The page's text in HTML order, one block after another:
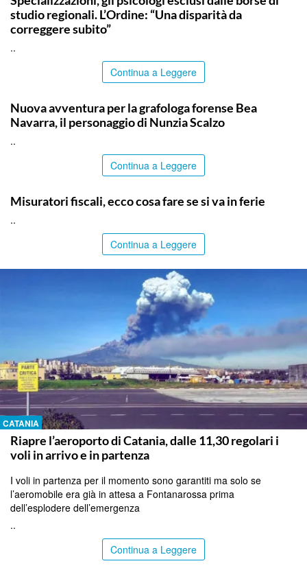
studio regionali. L’Ordine: “Una disparità da
correggere subito”
..
Continua a Leggere
Nuova avventura per la grafologa forense Bea
Navarra, il personaggio di Nunzia Scalzo
..
Continua a Leggere
Misuratori fiscali, ecco cosa fare se si va in ferie
..
Continua a Leggere
CATANIA
Riapre l’aeroporto di Catania, dalle 11,30 regolari i
voli in arrivo e in partenza
I voli in partenza per il momento sono garantiti ma solo se
l’aeromobile era già in attesa a Fontanarossa prima
dell’esplodere dell’emergenza
..
Continua a Leggere